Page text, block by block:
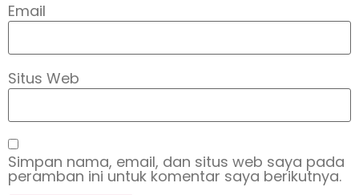
Email
Situs Web
Simpan nama, email, dan situs web saya pada
peramban ini untuk komentar saya berikutnya.